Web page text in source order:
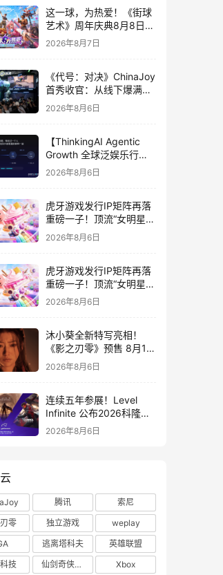
这一球，为热爱！《街球
艺术》周年庆典8月8日正
式上线，多重福利与全新
2026年8月7日
《代号：对决》ChinaJoy
首秀收官：从线下爆满看
见玩家的真实期待
2026年8月6日
【ThinkingAI Agentic
Growth 全球泛娱乐行业
峰会】Agent 时代，人到
2026年8月6日
虎牙游戏发行IP矩阵再落
重磅一子！顶流“女明星”
ZANMANG LOOPY 正版
3D消除手游《消消奇遇》
2026年8月6日
虎牙游戏发行IP矩阵再落
重磅一子！顶流“女明星”
ZANMANG LOOPY 正版
2026年8月6日
沐小葵全新特写亮相！
《影之刃零》预售 8月12
日开启
2026年8月6日
连续五年参展！Level
Infinite 公布2026科隆游
戏展产品阵容
2026年8月6日
腾讯
索尼
零
独立游戏
weplay
逃离塔科夫
英雄联盟
技
仙剑奇侠传四 Xbox